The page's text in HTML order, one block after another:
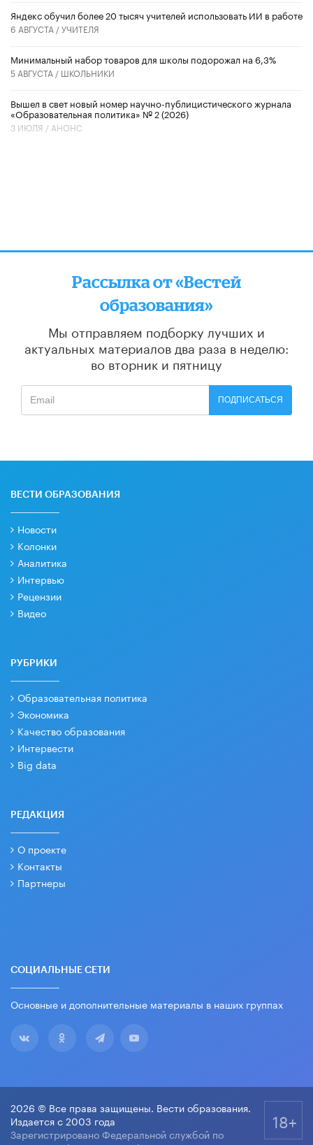
​Яндекс обучил более 20 тысяч учителей использовать ИИ в работе
6 АВГУСТА /УЧИТЕЛЯ
Минимальный набор товаров для школы подорожал на 6,3%
5 АВГУСТА / ШКОЛЬНИКИ
Вышел в свет новый номер научно-публицистического журнала
«Образовательная политика» № 2 (2026)
3 ИЮЛЯ / АНОНС
Рассылка от «Вестей
образования»
Мы отправляем подборку лучших и
актуальных материалов два раза в неделю:
во вторник и пятницу
ПОДПИСАТЬСЯ
ВЕСТИ ОБРАЗОВАНИЯ
Новости
Колонки
Аналитика
Интервью
Рецензии
Видео
РУБРИКИ
Образовательная политика
Экономика
Качество образования
Интервести
Big data
РЕДАКЦИЯ
О проекте
Контакты
Партнеры
СОЦИАЛЬНЫЕ СЕТИ
Основные и дополнительные материалы в наших группах
2026 © Все права защищены. Вести образования.
Издается с 2003 года
Зарегистрировано Федеральной службой по
18+